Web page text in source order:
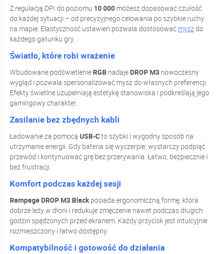
Z regulacją DPI do poziomu 10 000 możesz dopasować czułość
do każdej sytuacji – od precyzyjnego celowania po szybkie ruchy
na mapie. Elastyczność ustawień pozwala dostosować myszdo
każdego gatunku gry.
Światło, które robi wrażenie
Wbudowane podświetlenie RGB nadaje DROP M3 nowoczesny
wygląd i pozwala spersonalizować mysz do własnych preferencji.
Efekty świetlne uzupełniają estetykę stanowiska i podkreślają jego
gamingowy charakter.
Zasilanie bez zbędnych kabli
Ładowanie za pomocą USB-Cto szybki i wygodny sposób na
utrzymanie energii. Gdy bateria się wyczerpie, wystarczy podpiąć
przewód i kontynuować grę bez przerywania. Łatwo, bezpiecznie i
bez frustracji.
Komfort podczas każdej sesji
Rampage DROP M3 Blackposiada ergonomiczną formę, która
dobrze leży w dłoni i redukuje zmęczenie nawet podczas długich
godzin spędzonych przed ekranem. Każdy przycisk jest intuicyjnie
rozmieszczony i łatwo dostępny.
Kompatybilność i gotowość do działania